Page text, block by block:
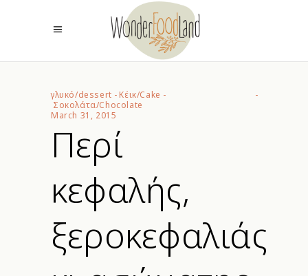
γλυκό/dessert - Κέικ/Cake -
Σοκολάτα/Chocolate
March 31, 2015
Περί
κεφαλής,
ξεροκεφαλιάς